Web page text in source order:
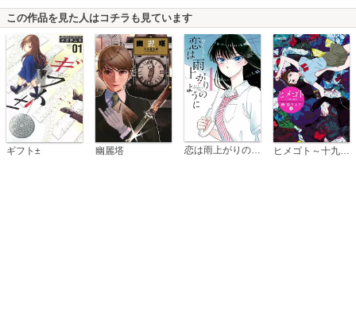
この作品を見た人はコチラも見ています
ギフト± 幽麗塔 恋は雨上がりのように